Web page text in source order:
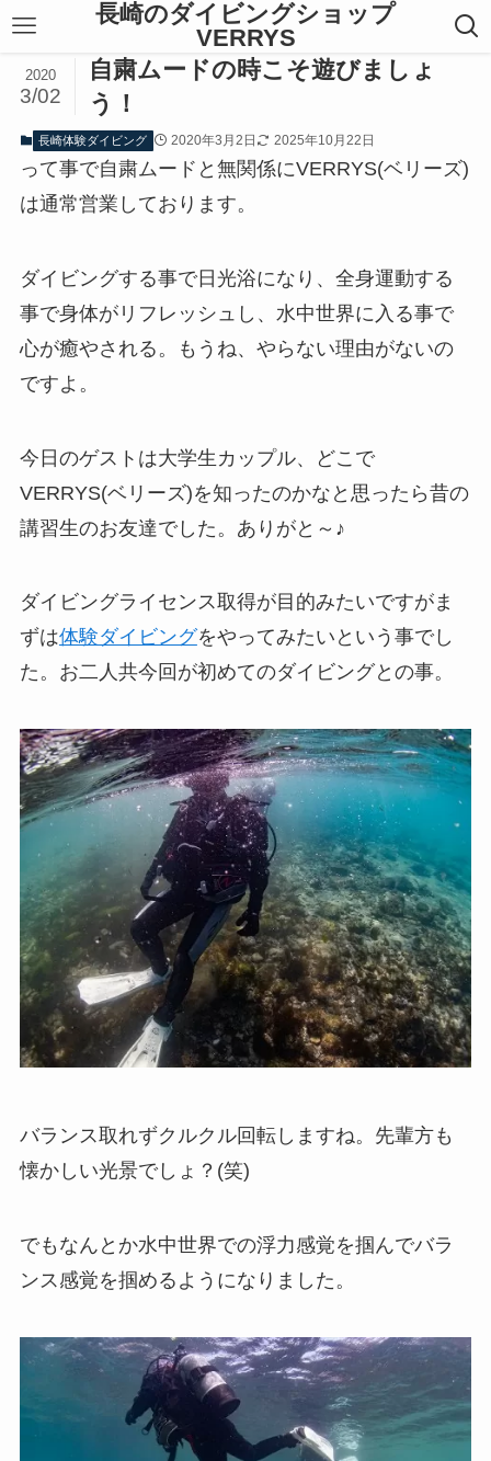
長崎のダイビングショップ
VERRYS
自粛ムードの時こそ遊びましょ
う！
2020
3/02
長崎体験ダイビング 2020年3月2日 2025年10月22日
って事で自粛ムードと無関係にVERRYS(ベリーズ)
は通常営業しております。
ダイビングする事で日光浴になり、全身運動する
事で身体がリフレッシュし、水中世界に入る事で
心が癒やされる。もうね、やらない理由がないの
ですよ。
今日のゲストは大学生カップル、どこで
VERRYS(ベリーズ)を知ったのかなと思ったら昔の
講習生のお友達でした。ありがと～♪
ダイビングライセンス取得が目的みたいですがま
ずは体験ダイビングをやってみたいという事でし
た。お二人共今回が初めてのダイビングとの事。
バランス取れずクルクル回転しますね。先輩方も
懐かしい光景でしょ？(笑)
でもなんとか水中世界での浮力感覚を掴んでバラ
ンス感覚を掴めるようになりました。